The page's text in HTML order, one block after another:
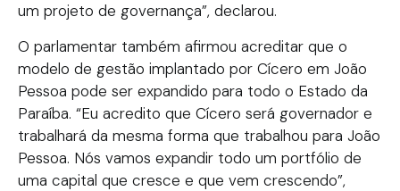
um projeto de governança”, declarou.
O parlamentar também afirmou acreditar que o
modelo de gestão implantado por Cícero em João
Pessoa pode ser expandido para todo o Estado da
Paraíba. “Eu acredito que Cícero será governador e
trabalhará da mesma forma que trabalhou para João
Pessoa. Nós vamos expandir todo um portfólio de
uma capital que cresce e que vem crescendo”,